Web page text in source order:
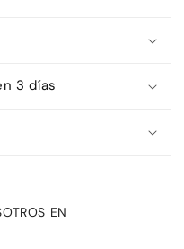
3 días
EN